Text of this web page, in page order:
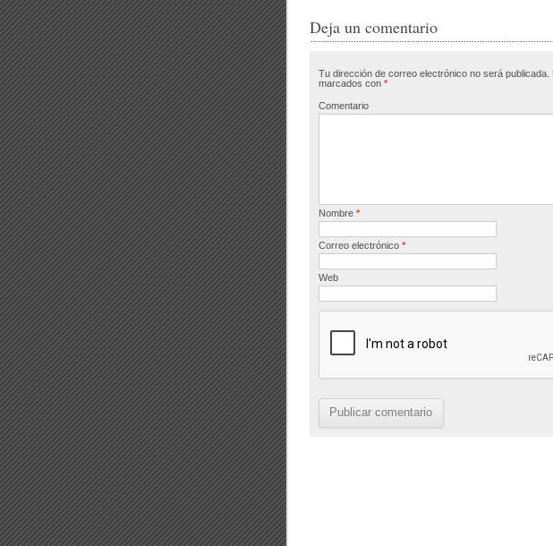
e
o
o
er p
tir
Deja un comentario
Tu dirección de correo electrónico no será publicada.
marcados con *
Comentario
Nombre *
Correo electrónico *
Web